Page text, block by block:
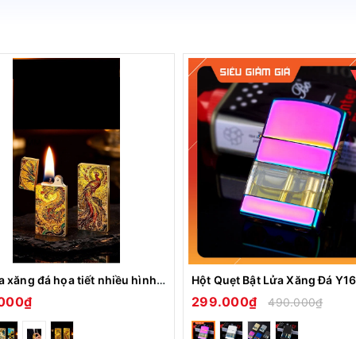
tờ chính hãng Zorro
Bật lửa xăng đá họa tiết nhiều hình XD-001
299.000₫ 490.000₫